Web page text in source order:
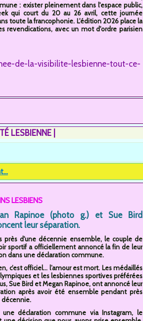
: exister pleinement dans l'espace public,
qui court du 20 au 26 avril, cette journée
toute la francophonie. L'édition 2026 place la
avec un mot d'ordre parisien
de-la-visibilite-lesbienne-tout-ce-
LESBIENNE
LESBIENS
Rapinoe (photo g.) et Sue Bird
leur séparation.
près d'une décennie ensemble, le couple de
sportif a officiellement annoncé la fin de leur
dans une déclaration commune.
c’est officiel... l’amour est mort. Les médaillés
et les lesbiennes sportives préférées
Sue Bird et Megan Rapinoe, ont annoncé leur
après avoir été ensemble pendant près
décennie.
une déclaration commune via Instagram, le